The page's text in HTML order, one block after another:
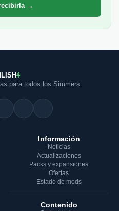
→
4
para todos los Simmers.
Información
Noticias
Actualizaciones
Packs y expansiones
Ofertas
Estado de mods
Contenido